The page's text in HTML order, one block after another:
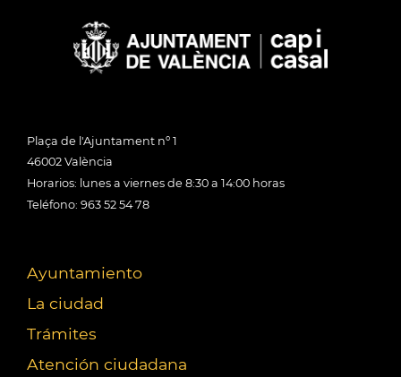
Plaça de l'Ajuntament nº 1
46002 València
Horarios: lunes a viernes de 8:30 a 14:00 horas
Teléfono: 963 52 54 78
Ayuntamiento
La ciudad
Trámites
Atención ciudadana